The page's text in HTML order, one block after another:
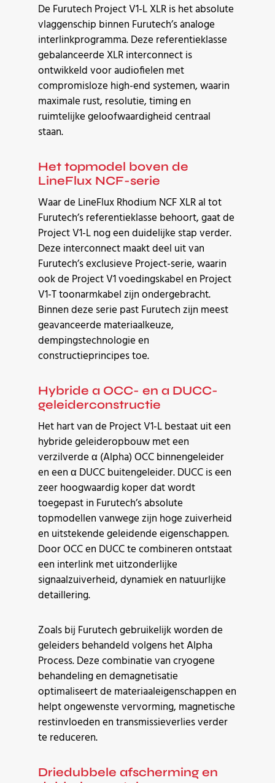
De Furutech Project V1-L XLR is het absolute
vlaggenschip binnen Furutech’s analoge
interlinkprogramma. Deze referentieklasse
gebalanceerde XLR interconnect is
ontwikkeld voor audiofielen met
compromisloze high-end systemen, waarin
maximale rust, resolutie, timing en
ruimtelijke geloofwaardigheid centraal
staan.
Het topmodel boven de
LineFlux NCF-serie
Waar de LineFlux Rhodium NCF XLR al tot
Furutech’s referentieklasse behoort, gaat de
Project V1-L nog een duidelijke stap verder.
Deze interconnect maakt deel uit van
Furutech’s exclusieve Project-serie, waarin
ook de Project V1 voedingskabel en Project
V1-T toonarmkabel zijn ondergebracht.
Binnen deze serie past Furutech zijn meest
geavanceerde materiaalkeuze,
dempingstechnologie en
constructieprincipes toe.
Hybride α OCC- en α DUCC-
geleiderconstructie
Het hart van de Project V1-L bestaat uit een
hybride geleideropbouw met een
verzilverde α (Alpha) OCC binnengeleider
en een α DUCC buitengeleider. DUCC is een
zeer hoogwaardig koper dat wordt
toegepast in Furutech’s absolute
topmodellen vanwege zijn hoge zuiverheid
en uitstekende geleidende eigenschappen.
Door OCC en DUCC te combineren ontstaat
een interlink met uitzonderlijke
signaalzuiverheid, dynamiek en natuurlijke
detaillering.
Zoals bij Furutech gebruikelijk worden de
geleiders behandeld volgens het Alpha
Process. Deze combinatie van cryogene
behandeling en demagnetisatie
optimaliseert de materiaaleigenschappen en
helpt ongewenste vervorming, magnetische
restinvloeden en transmissieverlies verder
te reduceren.
Driedubbele afscherming en